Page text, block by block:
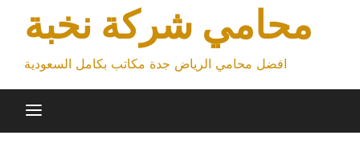
محامي شركة نخبة
افضل محامي الرياض جدة مكاتب بكامل السعودية